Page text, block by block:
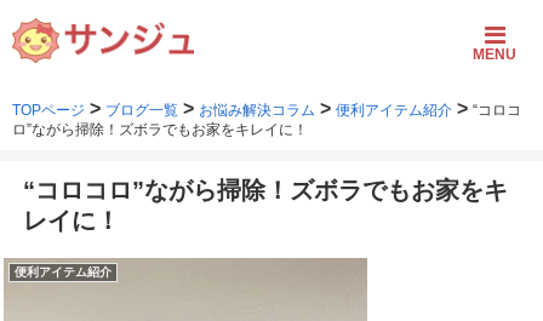
MENU
TOPページ > ブログ一覧 > お悩み解決コラム > 便利アイテム紹介 > “コロコ
ロ”ながら掃除！ズボラでもお家をキレイに！
“コロコロ”ながら掃除！ズボラでもお家をキ
レイに！
便利アイテム紹介